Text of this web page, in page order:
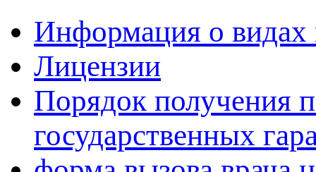
Информация о
Лицензии
Порядок получения
государственных